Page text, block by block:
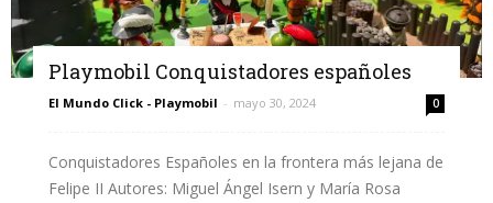
Playmobil Conquistadores españoles
El Mundo Click - Playmobil - mayo 30, 2024 0
Conquistadores Españoles en la frontera más lejana de
Felipe II Autores: Miguel Ángel Isern y María Rosa